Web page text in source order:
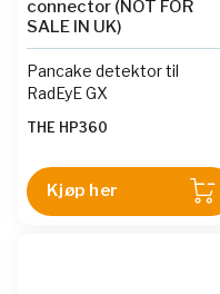
connector (NOT FOR
SALE IN UK)
Pancake detektor til
RadEyE GX
THE HP360
Kjøp her